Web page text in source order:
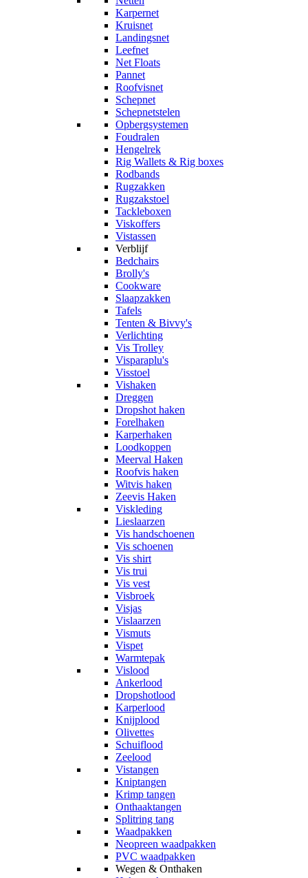
Karpernet
Kruisnet
Landingsnet
Leefnet
Net Floats
Pannet
Roofvisnet
Schepnet
Schepnetstelen
Opbergsystemen
Foudralen
Hengelrek
Rig Wallets & Rig boxes
Rodbands
Rugzakken
Rugzakstoel
Tackleboxen
Viskoffers
Vistassen
Verblijf
Bedchairs
Brolly's
Cookware
Slaapzakken
Tafels
Tenten & Bivvy's
Verlichting
Vis Trolley
Visparaplu's
Visstoel
Vishaken
Dreggen
Dropshot haken
Forelhaken
Karperhaken
Loodkoppen
Meerval Haken
Roofvis haken
Witvis haken
Zeevis Haken
Viskleding
Lieslaarzen
Vis handschoenen
Vis schoenen
Vis shirt
Vis trui
Vis vest
Visbroek
Visjas
Vislaarzen
Vismuts
Vispet
Warmtepak
Vislood
Ankerlood
Dropshotlood
Karperlood
Knijplood
Olivettes
Schuiflood
Zeelood
Vistangen
Kniptangen
Krimp tangen
Onthaaktangen
Splitring tang
Waadpakken
Neopreen waadpakken
PVC waadpakken
Wegen & Onthaken